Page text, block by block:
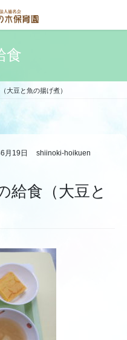
食
大豆と魚の揚げ煮）
月19日 shiinoki-hoikuen
給食（大豆と